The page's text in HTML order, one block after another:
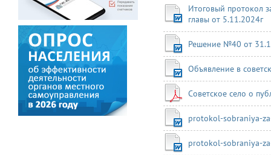
Итоговый протокол
главы от 5.11.2024г
Решение №40 от
Объявление в
Советское село о
protokol-sobraniya-
protokol-sobraniya-